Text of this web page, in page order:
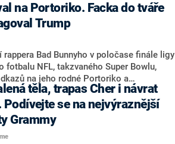
na Portoriko. Facka do tváře
Trump
rappera Bad Bunnyho v poločase finále ligy
fotbalu NFL, takzvaného Super Bowlu,
na jeho rodné Portoriko a
kulturu. Bad Bunny je prvním interpretem
převážně španělštinu, který byl hlavní
vystoupení, píší v pondělí v noci
kterého se zúčastnili i Lady
Martin, se nelíbilo americkému
Podívejte se na nejvýraznější
Grammy